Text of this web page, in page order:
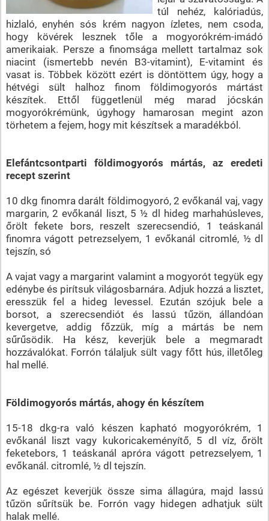
túl nehéz, kalóriadús,
hizlaló, enyhén sós krém nagyon ízletes, nem csoda,
hogy kövérek lesznek tőle a mogyorókrém-imádó
amerikaiak. Persze a finomsága mellett tartalmaz sok
niacint (ismertebb nevén B3-vitamint), E-vitamint és
vasat is. Többek között ezért is döntöttem úgy, hogy a
hétvégi sült halhoz finom földimogyorós mártást
készítek. Ettől függetlenül még marad jócskán
mogyorókrémünk, úgyhogy hamarosan megint azon
törhetem a fejem, hogy mit készítsek a maradékból.
Elefántcsontparti földimogyorós mártás, az eredeti
recept szerint
10 dkg finomra darált földimogyoró, 2 evőkanál vaj, vagy
margarin, 2 evőkanál liszt, 5 ½ dl hideg marhahúsleves,
őrölt fekete bors, reszelt szerecsendió, 1 teáskanál
finomra vágott petrezselyem, 1 evőkanál citromlé, ½ dl
tejszín, só
A vajat vagy a margarint valamint a mogyorót tegyük egy
edénybe és pirítsuk világosbarnára. Adjuk hozzá a lisztet,
eresszük fel a hideg levessel. Ezután szójuk bele a
borsot, a szerecsendiót és lassú tűzön, állandóan
kevergetve, addig főzzük, míg a mártás be nem
sűrűsödik. Ha kész, keverjük bele a megmaradt
hozzávalókat. Forrón tálaljuk sült vagy főtt hús, illetőleg
hal mellé.
Földimogyorós mártás, ahogy én készítem
15-18 dkg-ra való készen kapható mogyorókrém, 1
evőkanál liszt vagy kukoricakeményítő, 5 dl víz, őrölt
feketebors, 1 teáskanál apróra vágott petrezselyem, 1
evőkanál. citromlé, ½ dl tejszín.
Az egészet keverjük össze sima állagúra, majd lassú
tűzön sűrítsük be. Forrón vagy hidegen adhatjuk sült
halak mellé.